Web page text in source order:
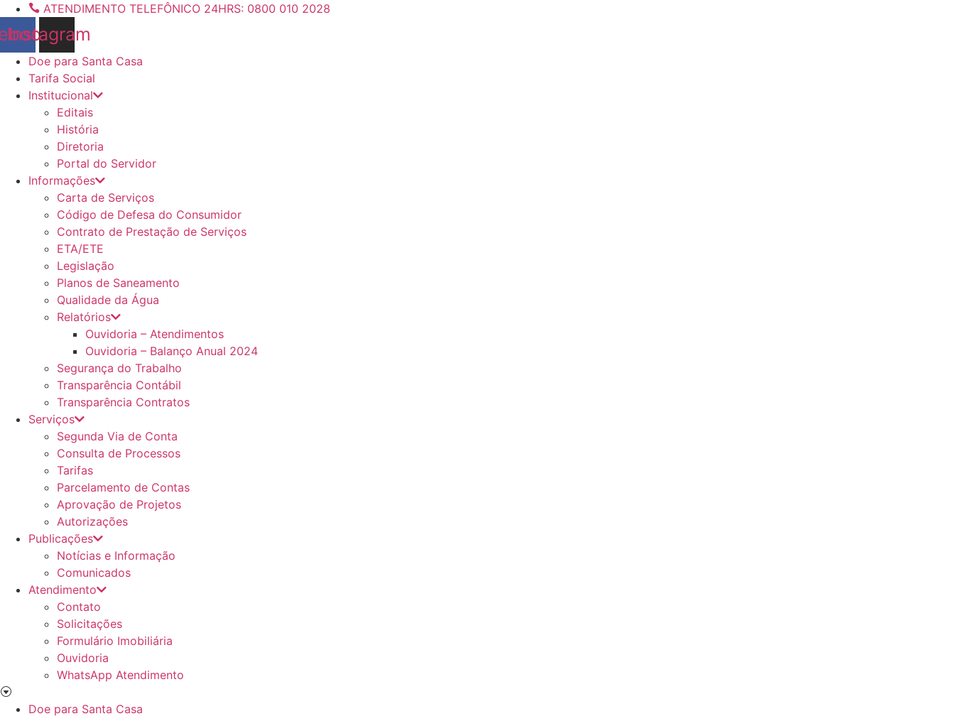
ATENDIMENTO TELEFÔNICO 24HRS: 0800 010 2028
Instagram
Doe para Santa Casa
Tarifa Social
Institucional
Editais
História
Diretoria
Portal do Servidor
Informações
Carta de Serviços
Código de Defesa do Consumidor
Contrato de Prestação de Serviços
ETA/ETE
Legislação
Planos de Saneamento
Qualidade da Água
Relatórios
Ouvidoria – Atendimentos
Ouvidoria – Balanço Anual 2024
Segurança do Trabalho
Transparência Contábil
Transparência Contratos
Serviços
Segunda Via de Conta
Consulta de Processos
Tarifas
Parcelamento de Contas
Aprovação de Projetos
Autorizações
Publicações
Notícias e Informação
Comunicados
Atendimento
Contato
Solicitações
Formulário Imobiliária
Ouvidoria
WhatsApp Atendimento
Doe para Santa Casa